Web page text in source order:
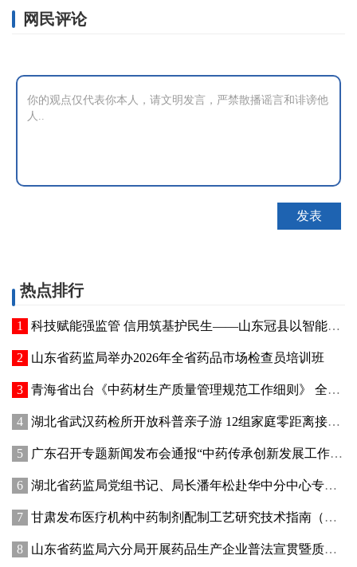
网民评论
热点排行
科技赋能强监管 信用筑基护民生——山东冠县以智能管控提质“两定机构”医保服务能力
山东省药监局举办2026年全省药品市场检查员培训班
青海省出台《中药材生产质量管理规范工作细则》 全面强化中药材质量源头管控
湖北省武汉药检所开放科普亲子游 12组家庭零距离接触药品检验
广东召开专题新闻发布会通报“中药传承创新发展工作成效”
湖北省药监局党组书记、局长潘年松赴华中分中心专题调研全面从严治党工作 强调以高质量党建引领药监事业行稳致远
甘肃发布医疗机构中药制剂配制工艺研究技术指南（试行）
山东省药监局六分局开展药品生产企业普法宣贯暨质量管理提升座谈交流活动